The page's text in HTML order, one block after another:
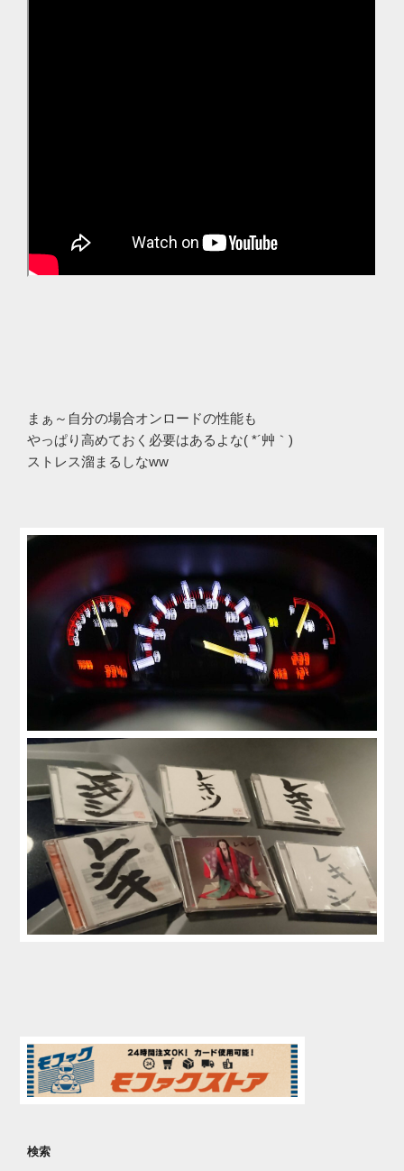
まぁ～自分の場合オンロードの性能も
やっぱり高めておく必要はあるよな( *´艸｀)
ストレス溜まるしなww
検索